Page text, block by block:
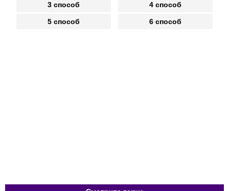
3 способ 4 способ
5 способ 6 способ